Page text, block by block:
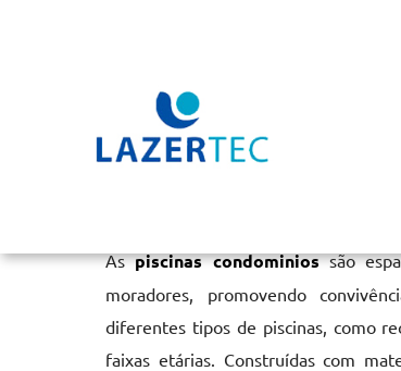
Piscinas
Aspiscinas condominiossão
moradores, promovendo
diferentes tipos de piscinas, como
faixas etárias. Construídas com